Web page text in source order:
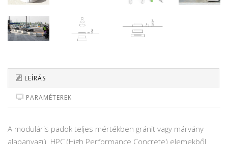
LEÍRÁS
PARAMÉTEREK
A moduláris padok teljes mértékben gránit vagy márvány
alapanyagú HPC (High Performance Concrete) elemekből